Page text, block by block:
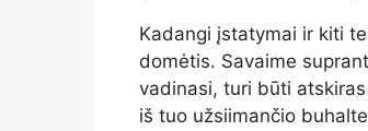
Kadangi įstatymai ir kiti
domėtis. Savaime
vadinasi, turi būti
iš tuo užsiimančio